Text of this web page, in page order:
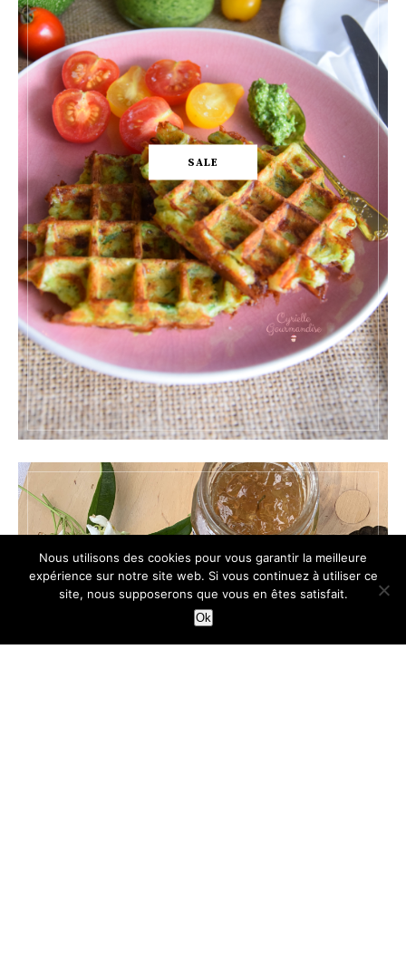
SALE
Nous utilisons des cookies pour vous garantir la meilleure
expérience sur notre site web. Si vous continuez à utiliser ce
site, nous supposerons que vous en êtes satisfait.
Ok